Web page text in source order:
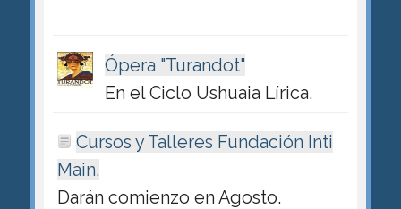
Ópera "Turandot"
En el Ciclo Ushuaia Lírica.
Cursos y Talleres Fundación Inti
Main.
Darán comienzo en Agosto.